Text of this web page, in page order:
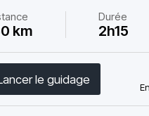
km
Durée
2h15
le guidage